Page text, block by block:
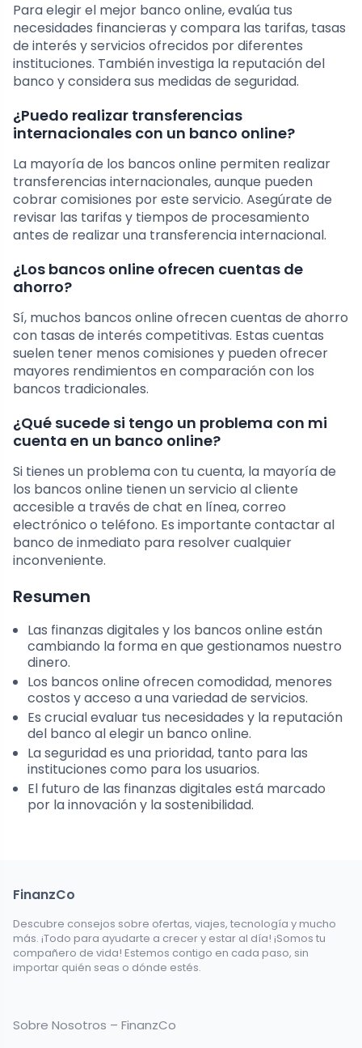
Para elegir el mejor banco online, evalúa tus
necesidades financieras y compara las tarifas, tasas
de interés y servicios ofrecidos por diferentes
instituciones. También investiga la reputación del
banco y considera sus medidas de seguridad.
¿Puedo realizar transferencias
internacionales con un banco online?
La mayoría de los bancos online permiten realizar
transferencias internacionales, aunque pueden
cobrar comisiones por este servicio. Asegúrate de
revisar las tarifas y tiempos de procesamiento
antes de realizar una transferencia internacional.
¿Los bancos online ofrecen cuentas de
ahorro?
Sí, muchos bancos online ofrecen cuentas de ahorro
con tasas de interés competitivas. Estas cuentas
suelen tener menos comisiones y pueden ofrecer
mayores rendimientos en comparación con los
bancos tradicionales.
¿Qué sucede si tengo un problema con mi
cuenta en un banco online?
Si tienes un problema con tu cuenta, la mayoría de
los bancos online tienen un servicio al cliente
accesible a través de chat en línea, correo
electrónico o teléfono. Es importante contactar al
banco de inmediato para resolver cualquier
inconveniente.
Resumen
Las finanzas digitales y los bancos online están
cambiando la forma en que gestionamos nuestro
dinero.
Los bancos online ofrecen comodidad, menores
costos y acceso a una variedad de servicios.
Es crucial evaluar tus necesidades y la reputación
del banco al elegir un banco online.
La seguridad es una prioridad, tanto para las
instituciones como para los usuarios.
El futuro de las finanzas digitales está marcado
por la innovación y la sostenibilidad.
FinanzCo
Descubre consejos sobre ofertas, viajes, tecnología y mucho
más. ¡Todo para ayudarte a crecer y estar al día! ¡Somos tu
compañero de vida! Estemos contigo en cada paso, sin
importar quién seas o dónde estés.
Sobre Nosotros – FinanzCo